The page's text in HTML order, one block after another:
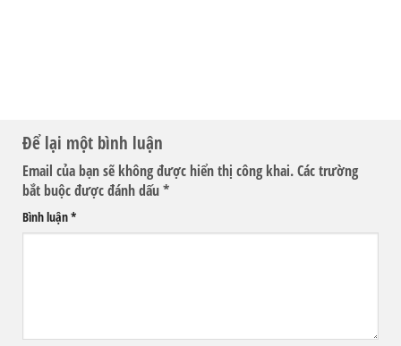
Để lại một bình luận
Email của bạn sẽ không được hiển thị công khai.Các trường
bắt buộc được đánh dấu*
Bình luận*